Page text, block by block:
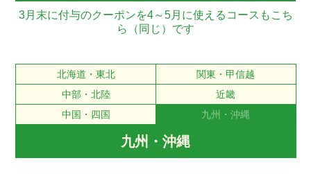
3月末に付与のクーポンを4～5月に使える コースもこち
ら（同じ）です
北海道・東北
関東・甲信越
中部・北陸
近畿
中国・四国
九州・沖縄
九州・沖縄